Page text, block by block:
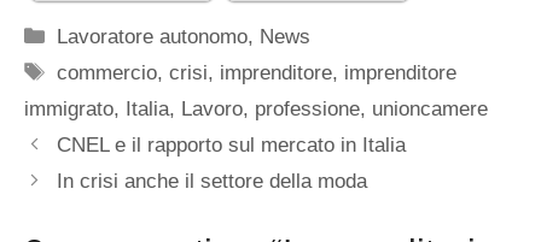
Categorie
Lavoratore autonomo, News
Tag
commercio,crisi, imprenditore, imprenditore
immigrato, Italia, Lavoro, professione, unioncamere
CNEL e il rapporto sul mercato in Italia
In crisi anche il settore della moda